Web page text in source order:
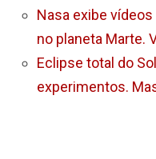
Nasa exibe
no planeta Marte.
Eclipse total do
experimentos.